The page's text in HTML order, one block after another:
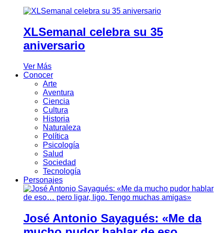
XLSemanal celebra su 35
aniversario
Ver Más
Conocer
Arte
Aventura
Ciencia
Cultura
Historia
Naturaleza
Política
Psicología
Salud
Sociedad
Tecnología
Personajes
José Antonio Sayagués: «Me da